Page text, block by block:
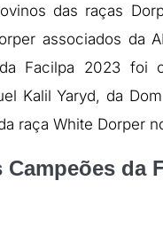
das raças
associados da
Facilpa 2023 foi
Kalil Yaryd, da
raça White Dorper
da